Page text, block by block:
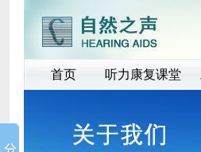
首页 听力康复课堂